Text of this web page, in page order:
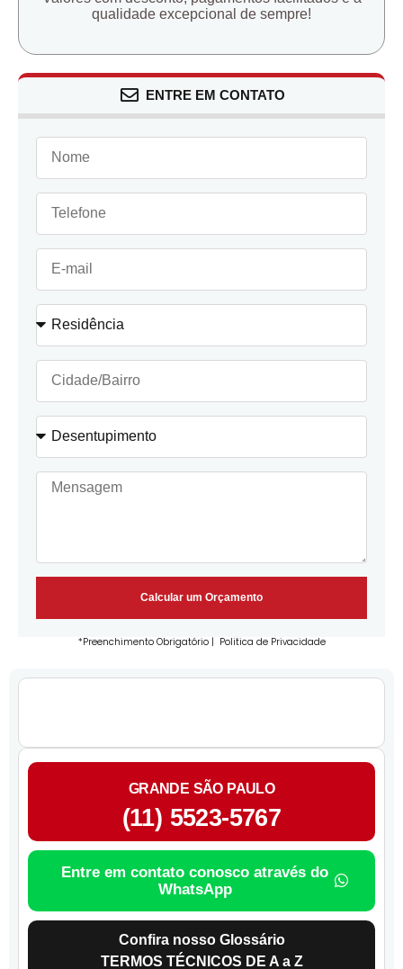
qualidade excepcional de sempre!
ENTRE EM CONTATO
Calcular um Orçamento
*Preenchimento Obrigatório | Politica de Privacidade
GRANDE SÃO PAULO
(11) 5523-5767
Entre em contato conosco através do
WhatsApp
Confira nosso Glossário
TERMOS TÉCNICOS DE A a Z